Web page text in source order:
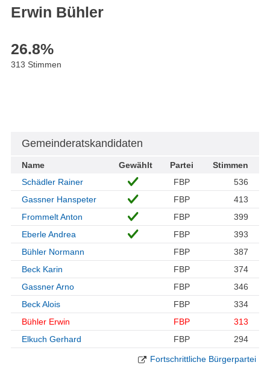
Erwin Bühler
26.8%
313 Stimmen
Gemeinderatskandidaten
Name Gewählt Partei
Stimmen
Schädler Rainer
FBP
536
Gassner Hanspeter
FBP
413
Frommelt Anton
FBP
399
Eberle Andrea
FBP
393
Bühler Normann
FBP
387
Beck Karin
FBP
374
Gassner Arno
FBP
346
Beck Alois
FBP
334
Bühler Erwin
FBP
313
Elkuch Gerhard
FBP 294
Fortschrittliche Bürgerpartei